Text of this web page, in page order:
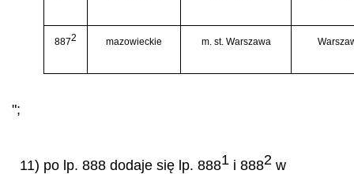
8872 mazowieckie m. st. Warszawa
";
11) po lp. 888 dodaje się lp. 8881 i 8882 w